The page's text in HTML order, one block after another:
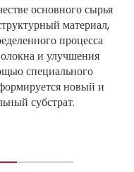
основного сырья
материал,
процесса
и улучшения
специального
новый и
субстрат.